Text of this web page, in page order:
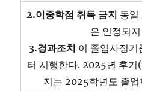
2.이중학점 취득 금지 동일
은 인정되
3.경과조치 이 졸업사정
터 시행한다. 2025년 후
지는 2025학년도 졸